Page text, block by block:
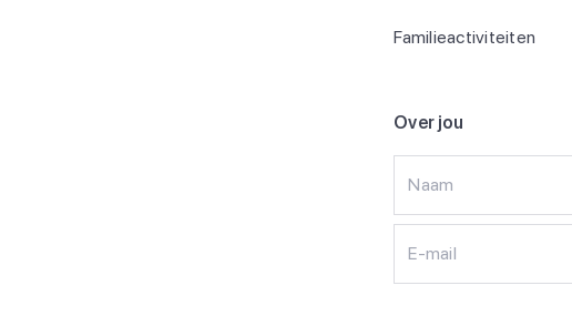
Familieactiviteiten
Over jou
Naam
E-mail